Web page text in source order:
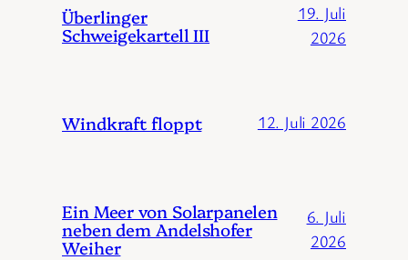
Überlinger
Schweigekartell III
19. Juli
2026
Windkraft floppt 12. Juli 2026
Ein Meer von Solarpanelen
neben dem Andelshofer
Weiher
6. Juli
2026